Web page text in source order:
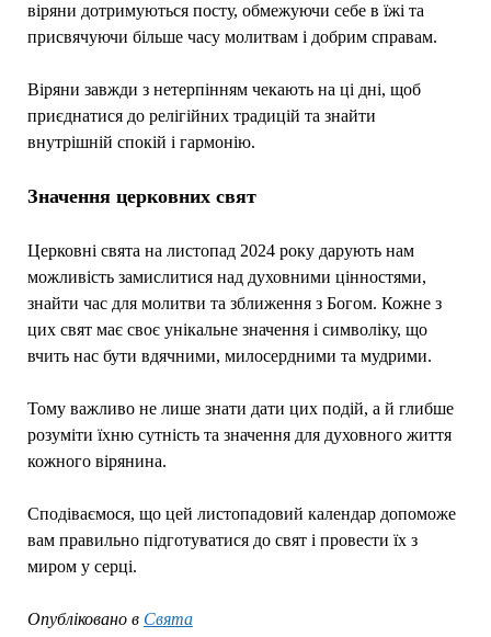
віряни дотримуються посту, обмежуючи себе в їжі та
присвячуючи більше часу молитвам і добрим справам.
Віряни завжди з нетерпінням чекають на ці дні, щоб
приєднатися до релігійних традицій та знайти
внутрішній спокій і гармонію.
Значення церковних свят
Церковні свята на листопад 2024 року дарують нам
можливість замислитися над духовними цінностями,
знайти час для молитви та зближення з Богом. Кожне з
цих свят має своє унікальне значення і символіку, що
вчить нас бути вдячними, милосердними та мудрими.
Тому важливо не лише знати дати цих подій, а й глибше
розуміти їхню сутність та значення для духовного життя
кожного вірянина.
Сподіваємося, що цей листопадовий календар допоможе
вам правильно підготуватися до свят і провести їх з
миром у серці.
Опубліковано в Свята